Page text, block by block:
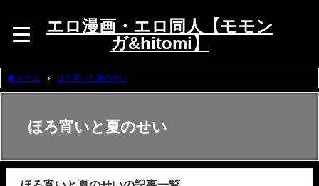
エロ漫画・エロ同人【モモン
ガ&hitomi】
ホーム ほろ宵いと夏のせい
ほろ宵いと夏のせい